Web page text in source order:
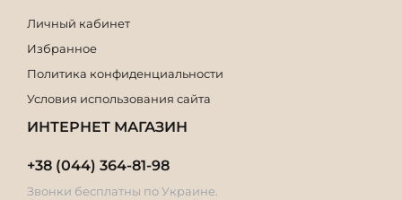
Личный кабинет
Избранное
Политика конфиденциальности
Условия использования сайта
ИНТЕРНЕТ МАГАЗИН
+38 (044) 364-81-98
Звонки бесплатны по Украине.